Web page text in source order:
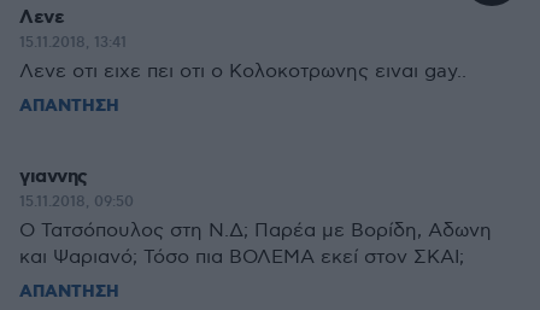
Λενε
15.11.2018, 13:41
Λενε οτι ειχε πει οτι ο Κολοκοτρωνης ειναι gay..
ΑΠΑΝΤΗΣΗ
γιαννης
15.11.2018, 09:50
Ο Τατσόπουλος στη Ν.Δ; Παρέα με Βορίδη, Αδωνη
και Ψαριανό; Τόσο πια ΒΟΛΕΜΑ εκεί στον ΣΚΑΙ;
ΑΠΑΝΤΗΣΗ